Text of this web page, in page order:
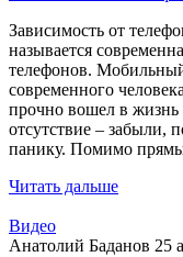
Зависимость от
называется
телефонов.
современного
прочно вошел в жизнь
отсутствие – забыли,
панику. Помимо
Читать дальше
Видео
Анатолий Баданов 25